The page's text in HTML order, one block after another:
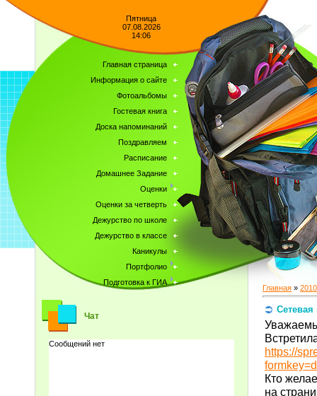
Пятница
07.08.2026
14:06
Главная страница
Информация о сайте
Фотоальбомы
Гостевая книга
Доска напоминаний
Поздравляем
Расписание
Домашнее Задание
Оценки
Оценки за четверть
Дежурство по школе
Дежурство в классе
Каникулы
Портфолио
Подготовка к ГИА
Чат
Главная » 2010
https://
Кто
на